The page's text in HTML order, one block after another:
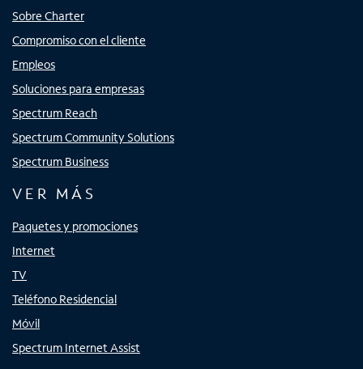
Sobre Charter
Compromiso con el cliente
Empleos
Soluciones para empresas
Spectrum Reach
Spectrum Community Solutions
Spectrum Business
VER MÁS
Paquetes y promociones
Internet
TV
Teléfono Residencial
Móvil
Spectrum Internet Assist